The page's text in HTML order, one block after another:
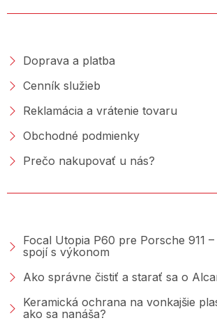
Doprava a platba
Cenník služieb
Reklamácia a vrátenie tovaru
Obchodné podmienky
Prečo nakupovať u nás?
Focal Utopia P60 pre Porsche 911
spojí s výkonom
Ako správne čistiť a starať sa o
Keramická ochrana na vonkajšie
ako sa nanáša?